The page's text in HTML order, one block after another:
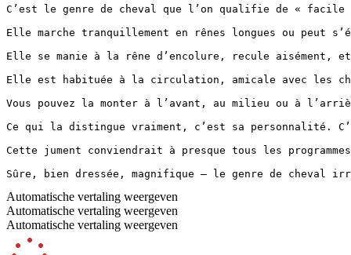
C’est le genre de cheval que l’on qualifie de «
Elle marche tranquillement en rênes longues ou peut
Elle se manie à la rêne d’encolure, recule aisément,
Elle est habituée à la circulation, amicale avec les
Vous pouvez la monter à l’avant, au milieu ou à
Ce qui la distingue vraiment, c’est sa personnalité.
Cette jument conviendrait à presque tous les
Sûre, bien dressée, magnifique — le genre de cheval
Automatische vertaling weergeven
Automatische vertaling weergeven
Automatische vertaling weergeven